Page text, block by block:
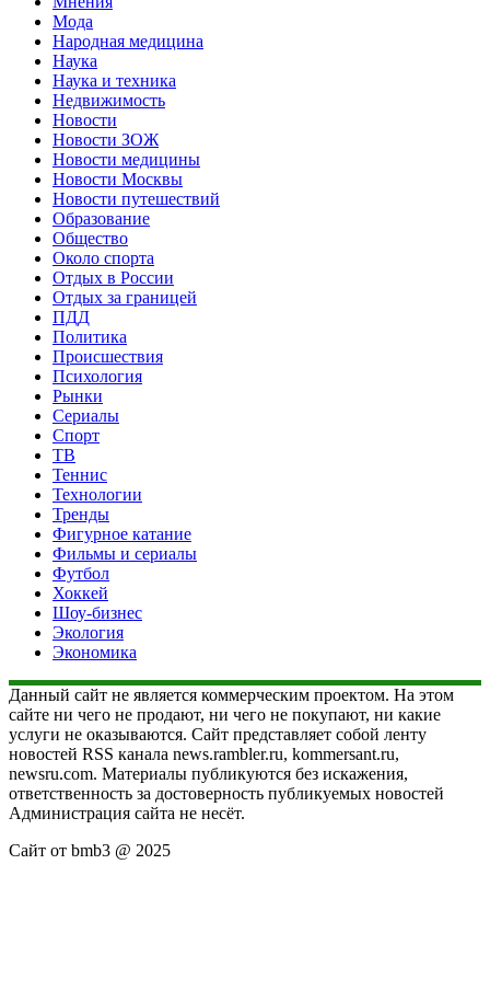
Мода
Народная медицина
Наука
Наука и техника
Недвижимость
Новости
Новости ЗОЖ
Новости медицины
Новости Москвы
Новости путешествий
Образование
Общество
Около спорта
Отдых в России
Отдых за границей
ПДД
Политика
Происшествия
Психология
Рынки
Сериалы
Спорт
ТВ
Теннис
Технологии
Тренды
Фигурное катание
Фильмы и сериалы
Футбол
Хоккей
Шоу-бизнес
Экология
Экономика
Данный сайт не является коммерческим проектом. На этом
сайте ни чего не продают, ни чего не покупают, ни какие
услуги не оказываются. Сайт представляет собой ленту
новостей RSS канала news.rambler.ru, kommersant.ru,
newsru.com. Материалы публикуются без искажения,
ответственность за достоверность публикуемых новостей
Администрация сайта не несёт.
Сайт от bmb3 @ 2025